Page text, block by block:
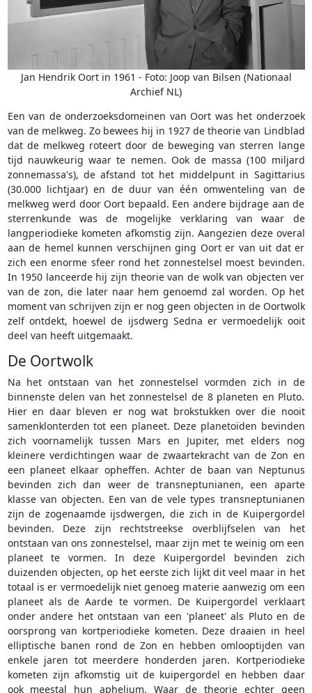
Jan Hendrik Oort in 1961 - Foto: Joop van Bilsen (Nationaal
Archief NL)
Een van de onderzoeksdomeinen van Oort was het onderzoek
van de melkweg. Zo bewees hij in 1927 de theorie van Lindblad
dat de melkweg roteert door de beweging van sterren lange
tijd nauwkeurig waar te nemen. Ook de massa (100 miljard
zonnemassa's), de afstand tot het middelpunt in Sagittarius
(30.000 lichtjaar) en de duur van één omwenteling van de
melkweg werd door Oort bepaald. Een andere bijdrage aan de
sterrenkunde was de mogelijke verklaring van waar de
langperiodieke kometen afkomstig zijn. Aangezien deze overal
aan de hemel kunnen verschijnen ging Oort er van uit dat er
zich een enorme sfeer rond het zonnestelsel moest bevinden.
In 1950 lanceerde hij zijn theorie van de wolk van objecten ver
van de zon, die later naar hem genoemd zal worden. Op het
moment van schrijven zijn er nog geen objecten in de Oortwolk
zelf ontdekt, hoewel de ijsdwerg Sedna er vermoedelijk ooit
deel van heeft uitgemaakt.
De Oortwolk
Na het ontstaan van het zonnestelsel vormden zich in de
binnenste delen van het zonnestelsel de 8 planeten en Pluto.
Hier en daar bleven er nog wat brokstukken over die nooit
samenklonterden tot een planeet. Deze planetoïden bevinden
zich voornamelijk tussen Mars en Jupiter, met elders nog
kleinere verdichtingen waar de zwaartekracht van de Zon en
een planeet elkaar opheffen. Achter de baan van Neptunus
bevinden zich dan weer de transneptunianen, een aparte
klasse van objecten. Een van de vele types transneptunianen
zijn de zogenaamde ijsdwergen, die zich in de Kuipergordel
bevinden. Deze zijn rechtstreekse overblijfselen van het
ontstaan van ons zonnestelsel, maar zijn met te weinig om een
planeet te vormen. In deze Kuipergordel bevinden zich
duizenden objecten, op het eerste zich lijkt dit veel maar in het
totaal is er vermoedelijk niet genoeg materie aanwezig om een
planeet als de Aarde te vormen. De Kuipergordel verklaart
onder andere het ontstaan van een 'planeet' als Pluto en de
oorsprong van kortperiodieke kometen. Deze draaien in heel
elliptische banen rond de Zon en hebben omlooptijden van
enkele jaren tot meerdere honderden jaren. Kortperiodieke
kometen zijn afkomstig uit de kuipergordel en hebben daar
ook meestal hun aphelium. Waar de theorie echter geen